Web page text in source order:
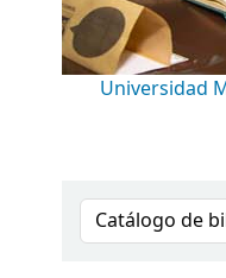
Universidad
Buscar en el